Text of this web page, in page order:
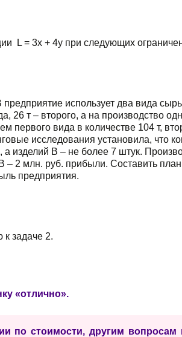
L = 3x + 4y при следующих
использует два вида
26 т – второго, а на производство
первого вида в количестве 104 т,
исследования установила, что
изделий В – не более 7 штук.
– 2 млн. руб. прибыли. Составить
предприятия.
к задаче 2.
«отлично».
по стоимости, другим